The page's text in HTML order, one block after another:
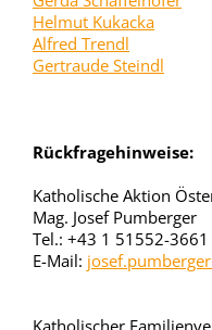
Helmut Kukacka
Alfred Trendl
Gertraude Steindl
Rückfragehinweise:
Katholische Aktion
Mag. Josef Pumberger
Tel.: +43 1 51552-3661
E-Mail:
Katholischer